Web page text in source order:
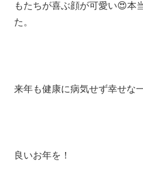
もたちが喜ぶ顔が可愛い😍本
た。
来年も健康に病気せず幸せな
良いお年を！